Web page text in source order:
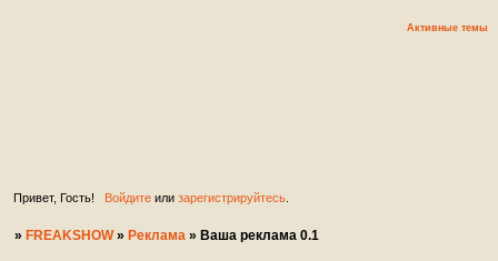
Активные темы
Привет, Гость! Войдитеили зарегистрируйтесь.
»FREAKSHOW »Реклама »Ваша реклама 0.1